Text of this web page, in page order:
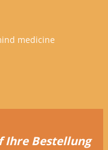
medicine
Ihre Bestellung